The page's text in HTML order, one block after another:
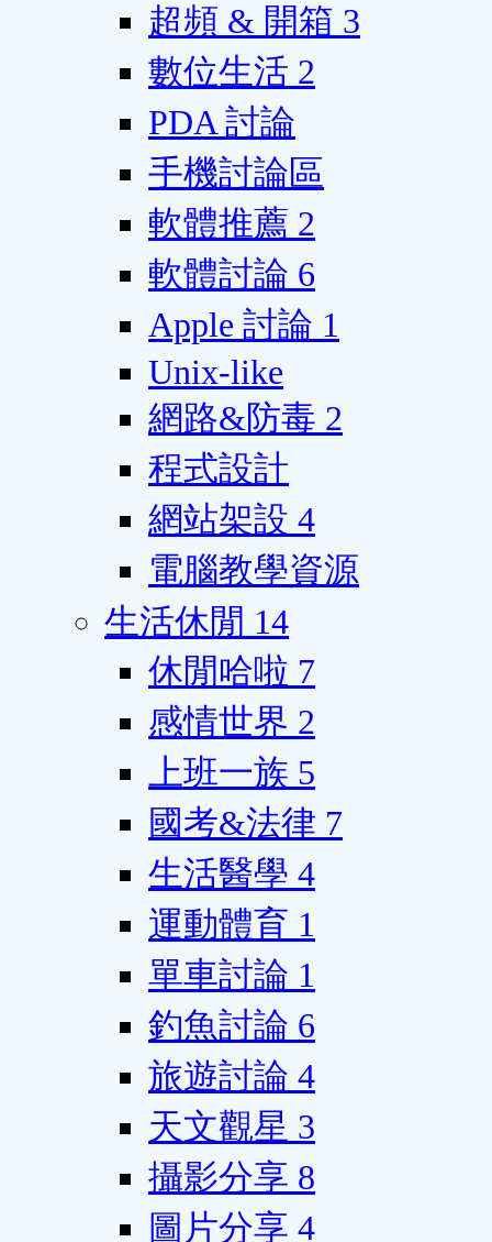
超頻 & 開箱 3
數位生活 2
PDA 討論
手機討論區
軟體推薦 2
軟體討論 6
Apple 討論 1
Unix-like
網路&防毒 2
程式設計
網站架設 4
電腦教學資源
生活休閒 14
休閒哈啦 7
感情世界 2
上班一族 5
國考&法律 7
生活醫學 4
運動體育 1
單車討論 1
釣魚討論 6
旅遊討論 4
天文觀星 3
攝影分享 8
圖片分享 4